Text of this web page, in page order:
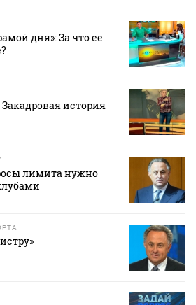
дня»: За что ее
история
лимита нужно